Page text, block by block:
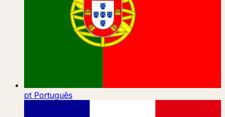
pt Português